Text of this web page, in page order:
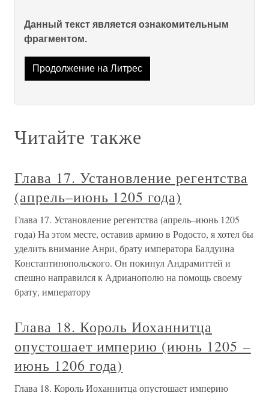
Данный текст является ознакомительным
фрагментом.
Продолжение на Литрес
Читайте также
Глава 17. Установление регентства
(апрель–июнь 1205 года)
Глава 17. Установление регентства (апрель–июнь 1205
года) На этом месте, оставив армию в Родосто, я хотел бы
уделить внимание Анри, брату императора Балдуина
Константинопольского. Он покинул Андрамиттей и
спешно направился к Адрианополю на помощь своему
брату, императору
Глава 18. Король Иоханнитца
опустошает империю (июнь 1205 –
июнь 1206 года)
Глава 18. Король Иоханнитца опустошает империю